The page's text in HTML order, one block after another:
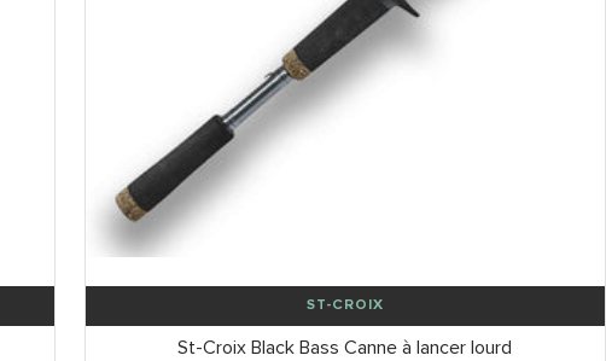
ST-CROIX
St-Croix Black Bass Canne à lancer lourd